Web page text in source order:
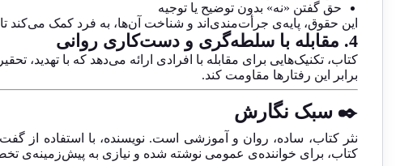
حق گفتن «نه» بدون توضیح یا توجیه
این حقوق، پایه‌ی جرأت‌مندی‌اند و شناخت آن‌ها، به فرد کمک می‌کند تا
4. مقابله با سلطه‌گری و دست‌کاری روانی
کتاب، تکنیک‌هایی برای مقابله با افرادی ارائه می‌دهد که با تهدید،
برابر این رفتارها مقاومت کند.
✒️ سبک نگارش
نثر کتاب، ساده، روان و آموزشی است. نویسنده، با استفاده
کتاب، برای خواننده‌ی عمومی نوشته شده و نیازی به پیش‌زمینه‌ی